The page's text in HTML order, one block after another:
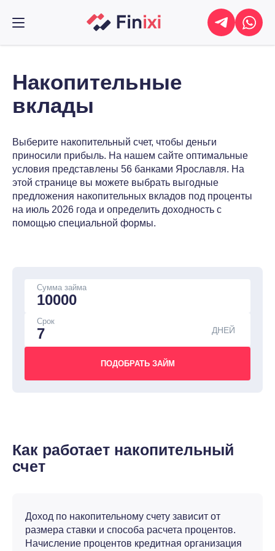
Накопительные
вклады
Выберите накопительный счет, чтобы деньги
приносили прибыль. На нашем сайте оптимальные
условия представлены 56 банками Ярославля. На
этой странице вы можете выбрать выгодные
предложения накопительных вкладов под проценты
на июль 2026 года и определить доходность с
помощью специальной формы.
Сумма займа
Срок
ДНЕЙ
Как работает накопительный
счет
Доход по накопительному счету зависит от
размера ставки и способа расчета процентов.
Начисление процентов кредитная организация